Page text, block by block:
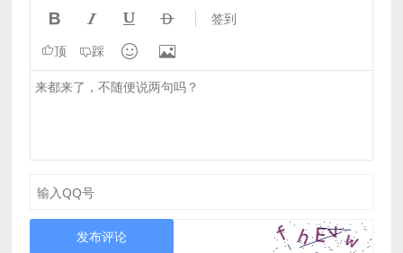
    签到
顶 踩  
发布评论